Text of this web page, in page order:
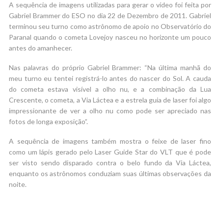
A sequência de imagens utilizadas para gerar o vídeo foi feita por
Gabriel Brammer do ESO no dia 22 de Dezembro de 2011. Gabriel
terminou seu turno como astrônomo de apoio no Observatório do
Paranal quando o cometa Lovejoy nasceu no horizonte um pouco
antes do amanhecer.
Nas palavras do próprio Gabriel Brammer: “Na última manhã do
meu turno eu tentei registrá-lo antes do nascer do Sol. A cauda
do cometa estava visível a olho nu, e a combinação da Lua
Crescente, o cometa, a Via Láctea e a estrela guia de laser foi algo
impressionante de ver a olho nu como pode ser apreciado nas
fotos de longa exposição”.
A sequência de imagens também mostra o feixe de laser fino
como um lápis gerado pelo Laser Guide Star do VLT que é pode
ser visto sendo disparado contra o belo fundo da Via Láctea,
enquanto os astrônomos conduziam suas últimas observações da
noite.